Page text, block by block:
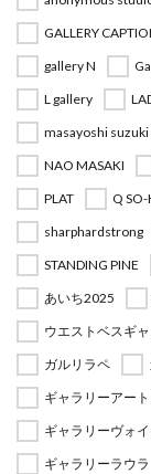
GALLERY
gallery N
L gallery
masayoshi
NAO MASAKI
PLAT
Q
sharphardstrong
STANDING PINE
あいち2025
ウエストベスギ
ガルリラペ
ギャラリーアー
ギャラリーヴォ
ギャラリーラウラ